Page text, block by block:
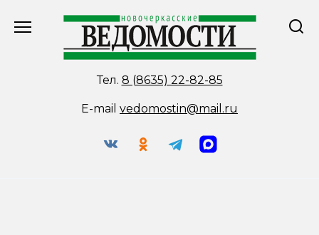
Тел. 8 (8635) 22-82-85
E-mail vedomostin@mail.ru